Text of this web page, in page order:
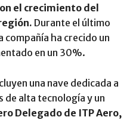
el crecimiento del
Durante el último
compañía ha crecido un
en un 30%.
una nave dedicada a
de alta tecnología y un
Delegado de ITP Aero,